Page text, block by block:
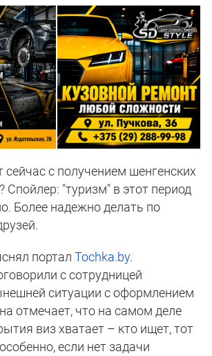
сейчас с получением шенгенских
Спойлер: "туризм" в этот период
Более надежно делать по
портал Tochka.by.
с сотрудницей
ситуации с оформлением
отмечает, что на самом деле
виз хватает – кто ищет, тот
если нет задачи